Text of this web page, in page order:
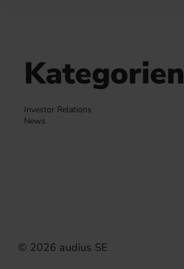
Kategorien
Investor Relations
News